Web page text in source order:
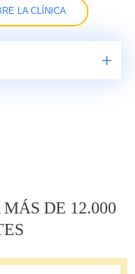
LA CLÍNICA
DE 12.000